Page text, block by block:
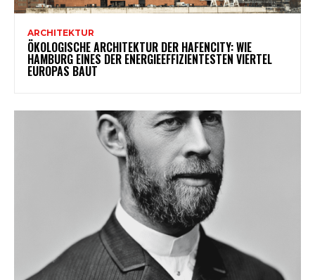
ARCHITEKTUR
ÖKOLOGISCHE ARCHITEKTUR DER HAFENCITY: WIE
HAMBURG EINES DER ENERGIEEFFIZIENTESTEN VIERTEL
EUROPAS BAUT